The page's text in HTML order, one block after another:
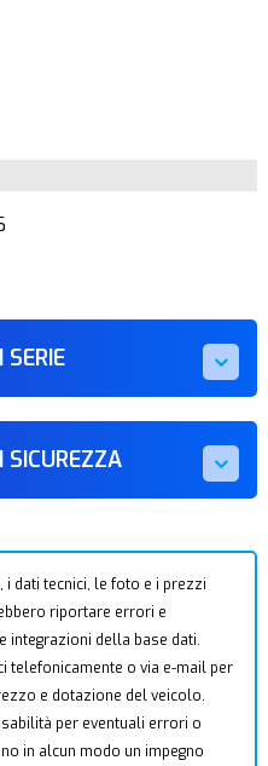
SERIE
SICUREZZA
i dati tecnici, le foto e i prezzi
riportare errori e
integrazioni della base dati.
telefonicamente o via e-mail per
e dotazione del veicolo.
per eventuali errori o
in alcun modo un impegno